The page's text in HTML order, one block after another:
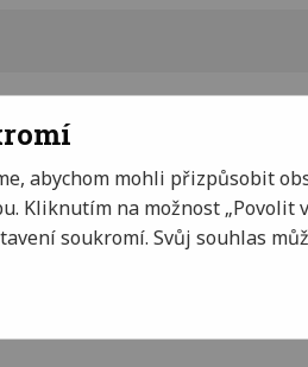
abychom mohli přizpůsobit
Kliknutím na možnost „Povolit
soukromí. Svůj souhlas